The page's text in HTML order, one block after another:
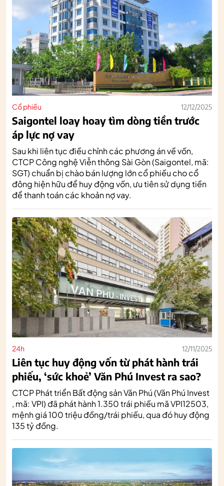
Cổ phiếu 12/12/2025
Saigontel loay hoay tìm dòng tiền trước
áp lực nợ vay
Sau khi liên tục điều chỉnh các phương án về vốn,
CTCP Công nghệ Viễn thông Sài Gòn (Saigontel, mã:
SGT) chuẩn bị chào bán lượng lớn cổ phiếu cho cổ
đông hiện hữu để huy động vốn, ưu tiên sử dụng tiền
để thanh toán các khoản nợ vay.
24h 12/11/2025
Liên tục huy động vốn từ phát hành trái
phiếu, ‘sức khoẻ’ Văn Phú Invest ra sao?
CTCP Phát triển Bất động sản Văn Phú (Văn Phú Invest
, mã: VPI) đã phát hành 1.350 trái phiếu mã VPI12503,
mệnh giá 100 triệu đồng/trái phiếu, qua đó huy động
135 tỷ đồng.